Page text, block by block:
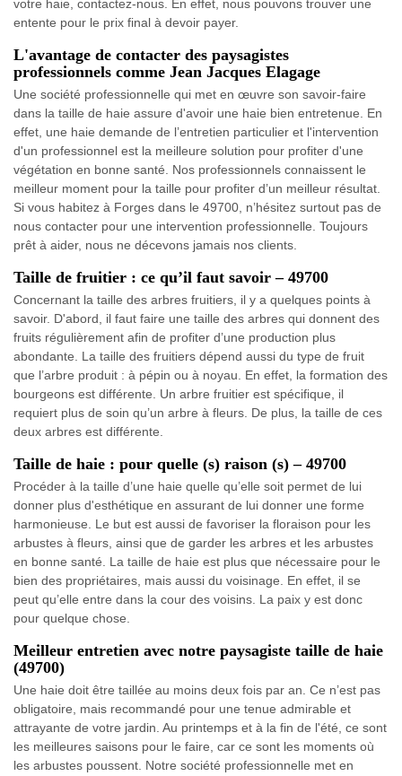
votre haie, contactez-nous. En effet, nous pouvons trouver une
entente pour le prix final à devoir payer.
L'avantage de contacter des paysagistes
professionnels comme Jean Jacques Elagage
Une société professionnelle qui met en œuvre son savoir-faire
dans la taille de haie assure d'avoir une haie bien entretenue. En
effet, une haie demande de l’entretien particulier et l'intervention
d'un professionnel est la meilleure solution pour profiter d'une
végétation en bonne santé. Nos professionnels connaissent le
meilleur moment pour la taille pour profiter d’un meilleur résultat.
Si vous habitez à Forges dans le 49700, n’hésitez surtout pas de
nous contacter pour une intervention professionnelle. Toujours
prêt à aider, nous ne décevons jamais nos clients.
Taille de fruitier : ce qu’il faut savoir – 49700
Concernant la taille des arbres fruitiers, il y a quelques points à
savoir. D'abord, il faut faire une taille des arbres qui donnent des
fruits régulièrement afin de profiter d’une production plus
abondante. La taille des fruitiers dépend aussi du type de fruit
que l’arbre produit : à pépin ou à noyau. En effet, la formation des
bourgeons est différente. Un arbre fruitier est spécifique, il
requiert plus de soin qu’un arbre à fleurs. De plus, la taille de ces
deux arbres est différente.
Taille de haie : pour quelle (s) raison (s) – 49700
Procéder à la taille d’une haie quelle qu’elle soit permet de lui
donner plus d'esthétique en assurant de lui donner une forme
harmonieuse. Le but est aussi de favoriser la floraison pour les
arbustes à fleurs, ainsi que de garder les arbres et les arbustes
en bonne santé. La taille de haie est plus que nécessaire pour le
bien des propriétaires, mais aussi du voisinage. En effet, il se
peut qu’elle entre dans la cour des voisins. La paix y est donc
pour quelque chose.
Meilleur entretien avec notre paysagiste taille de haie
(49700)
Une haie doit être taillée au moins deux fois par an. Ce n’est pas
obligatoire, mais recommandé pour une tenue admirable et
attrayante de votre jardin. Au printemps et à la fin de l'été, ce sont
les meilleures saisons pour le faire, car ce sont les moments où
les arbustes poussent. Notre société professionnelle met en